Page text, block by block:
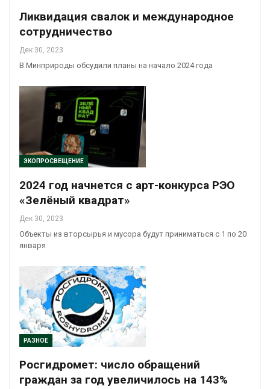
Ликвидация свалок и международное
сотрудничество
Дек 30, 2023
В Минприроды обсудили планы на начало 2024 года
ЭКОПРОСВЕЩЕНИЕ
2024 год начнется с арт-конкурса РЭО
«Зелёный квадрат»
Дек 30, 2023
Объекты из вторсырья и мусора будут приниматься с 1 по 20
января
РАЗНОЕ
Росгидромет: число обращений
граждан за год увеличилось на 143%